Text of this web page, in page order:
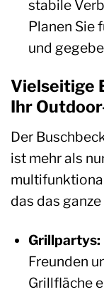
stabile
Planen Sie
und
Vielseitige
Ihr
Der
ist mehr als
das das
Grillpartys:
Freunden
Grillfläche